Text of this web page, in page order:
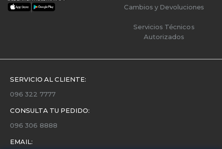
Cambios y Devoluciones
Servicios Técnicos
Autorizados
SERVICIO AL CLIENTE:
096 322 7777
CONSULTA TU PEDIDO:
096 306 8888
EMAIL: